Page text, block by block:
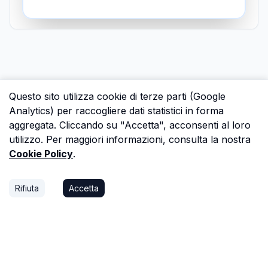
Questo sito utilizza cookie di terze parti (Google
Analytics) per raccogliere dati statistici in forma
aggregata. Cliccando su "Accetta", acconsenti al loro
utilizzo. Per maggiori informazioni, consulta la nostra
Cookie Policy.
Rifiuta Accetta